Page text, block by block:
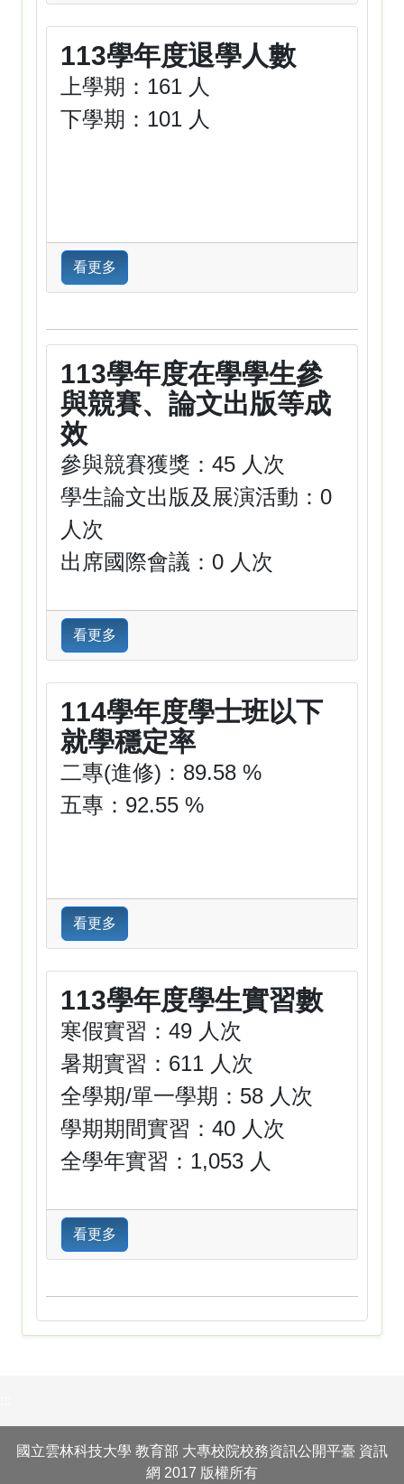
113學年度退學人數
上學期：161 人
下學期：101 人
看更多
113學年度在學學生參
與競賽、論文出版等成
效
參與競賽獲獎：45 人次
學生論文出版及展演活動：0
人次
出席國際會議：0 人次
看更多
114學年度學士班以下
就學穩定率
二專(進修)：89.58 %
五專：92.55 %
看更多
113學年度學生實習數
寒假實習：49 人次
暑期實習：611 人次
全學期/單一學期：58 人次
學期期間實習：40 人次
全學年實習：1,053 人
看更多
國立雲林科技大學 教育部 大專校院校務資訊公開平臺 資訊
網 2017 版權所有